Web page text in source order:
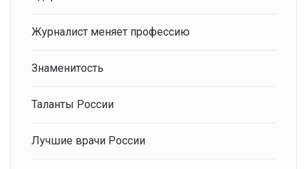
Журналист меняет профессию
Знаменитость
Таланты России
Лучшие врачи России